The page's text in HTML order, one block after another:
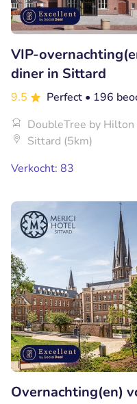
VIP-
diner in Sittard
9.5 Perfect • 196
DoubleTree by
Sittard (5km)
Verkocht: 83
Overnachting(en)